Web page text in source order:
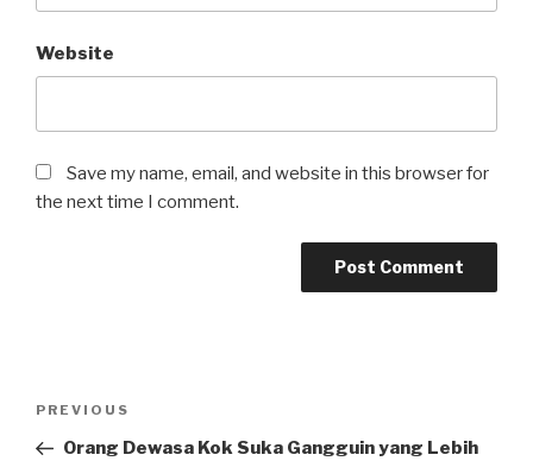
Website
Save my name, email, and website in this browser for
the next time I comment.
Previous
Post
PREVIOUS
Orang Dewasa Kok Suka Gangguin yang Lebih